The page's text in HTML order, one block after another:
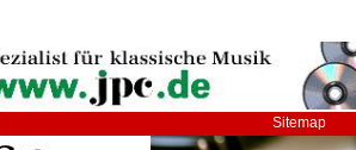
Sitemap